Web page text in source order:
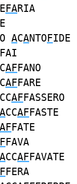
FARIA
E
ACANTOFIDE
FAI
AFFANO
AFFARE
CCAFFASSERO
ACCAFFASTE
AFFATE
FAVA
ACCAFFAVATE
FERA